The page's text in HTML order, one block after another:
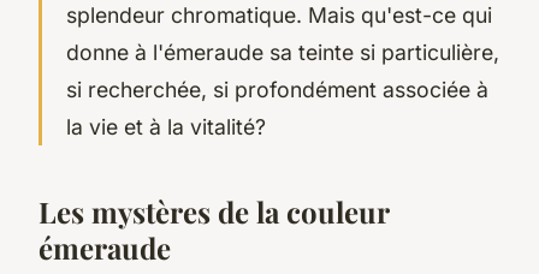
splendeur chromatique. Mais qu'est-ce qui
donne à l'émeraude sa teinte si particulière,
si recherchée, si profondément associée à
la vie et à la vitalité?
Les mystères de la couleur
émeraude